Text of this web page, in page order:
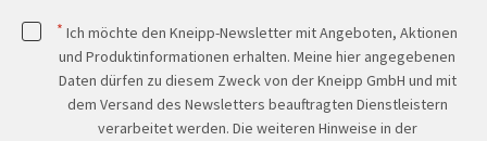
* Ich möchte den Kneipp-Newsletter mit Angeboten, Aktionen
und Produktinformationen erhalten. Meine hier angegebenen
Daten dürfen zu diesem Zweck von der Kneipp GmbH und mit
dem Versand des Newsletters beauftragten Dienstleistern
verarbeitet werden. Die weiteren Hinweise in der